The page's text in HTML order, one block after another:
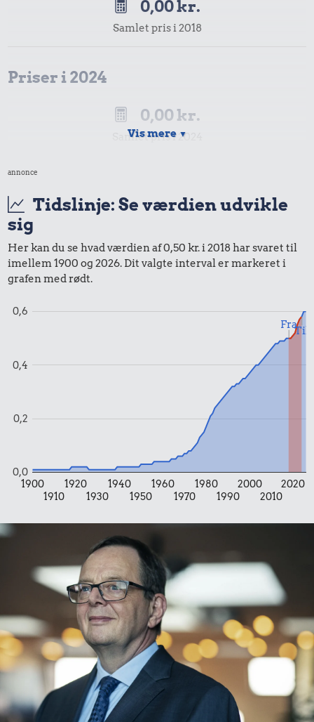
0,00 kr.
Samlet pris i 2018
Priser i 2024
0,00 kr.
Samlet pris i 2024
Udvalgte varer fra danskernes indkøbskurv gennem tiderne.
datidskroner er på baggrund af forbrugerprisindekset fra
Vis mere ▼
annonce
Tidslinje: Se værdien udvikle
sig
Her kan du se hvad værdien af 0,50 kr. i 2018 har svaret til
imellem 1900 og 2026. Dit valgte interval er markeret i
grafen med rødt.
1900
1910
1920
1930
1940
1950
1960
1970
1980
1990
2000
2010
2020
0,0
0,2
0,4
0,6
FraTil